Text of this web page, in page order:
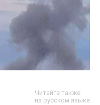
Читайте также
на русском языке